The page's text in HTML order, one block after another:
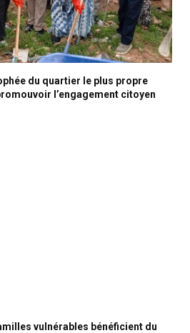
du quartier le plus propre
l’engagement citoyen
vulnérables bénéficient du